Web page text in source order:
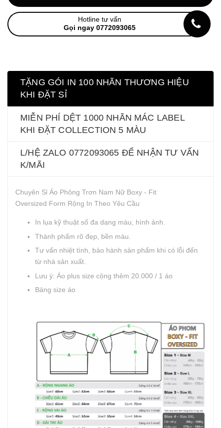
Hotline tư vấn
Gọi ngay 0772093065
TẶNG GÓI IN 100 NHÃN THƯƠNG HIỆU
KHI ĐẶT SỈ
MIỄN PHÍ DỆT 1000 NHÃN MÁC LABEL
KHI ĐẶT COLLECTION 5 MÀU
L/HỆ ZALO 0772093065 ĐỂ NHẬN TƯ VẤN
K/MÃI
Chuyên Sỉ Áo Phông Trơn Nam Nữ Boxy - Fit
Oversized Form Rộng In Theo Yêu Cầu
In lụa kỹ thuật số đa dạng màu, hình ảnh.
Thành phẩm rõ đẹp, bền màu.
Tư vấn nhiệt tình, bảo hành sản phẩm khi có lỗi đến
từ nhà sản xuất.
Lưu ý: Áo plus size cộng thêm 20.000 / 1 áo
Bảng size áo